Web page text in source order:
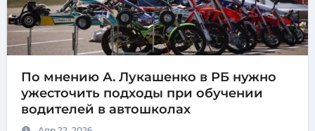
По мнению А. Лукашенко в РБ нужно
ужесточить подходы при обучении
водителей в автошколах